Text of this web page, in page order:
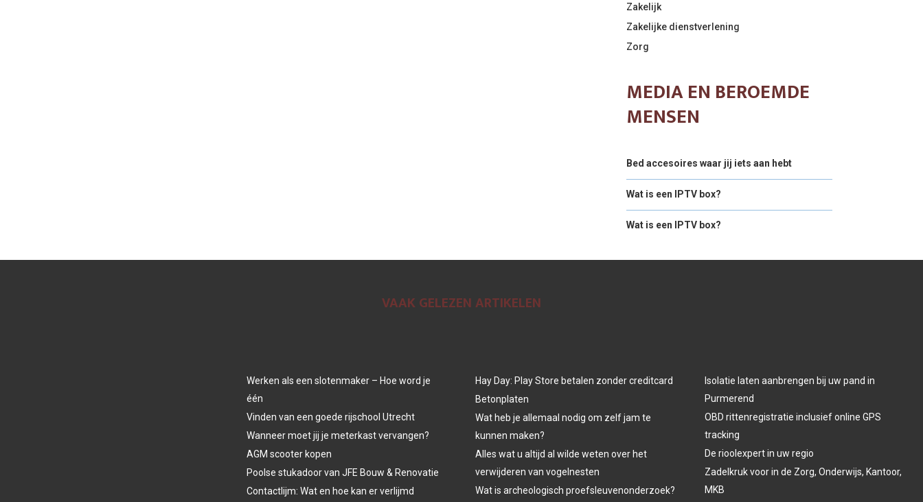
Zakelijk
Zakelijke dienstverlening
Zorg
MEDIA EN BEROEMDE
MENSEN
Bed accesoires waar jij iets aan hebt
Wat is een IPTV box?
Wat is een IPTV box?
VAAK GELEZEN ARTIKELEN
Werken als een slotenmaker – Hoe word je
één
Vinden van een goede rijschool Utrecht
Wanneer moet jij je meterkast vervangen?
AGM scooter kopen
Poolse stukadoor van JFE Bouw & Renovatie
Contactlijm: Wat en hoe kan er verlijmd
Hay Day: Play Store betalen zonder creditcard
Betonplaten
Wat heb je allemaal nodig om zelf jam te
kunnen maken?
Alles wat u altijd al wilde weten over het
verwijderen van vogelnesten
Wat is archeologisch proefsleuvenonderzoek?
Isolatie laten aanbrengen bij uw pand in
Purmerend
OBD rittenregistratie inclusief online GPS
tracking
De rioolexpert in uw regio
Zadelkruk voor in de Zorg, Onderwijs, Kantoor,
MKB